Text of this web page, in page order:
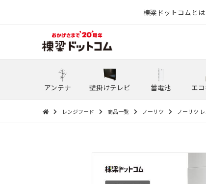
棟梁ドットコムとは
アンテナ 壁掛けテレビ 蓄電池 エ
レンジフード 商品一覧 ノーリツ ノーリツ